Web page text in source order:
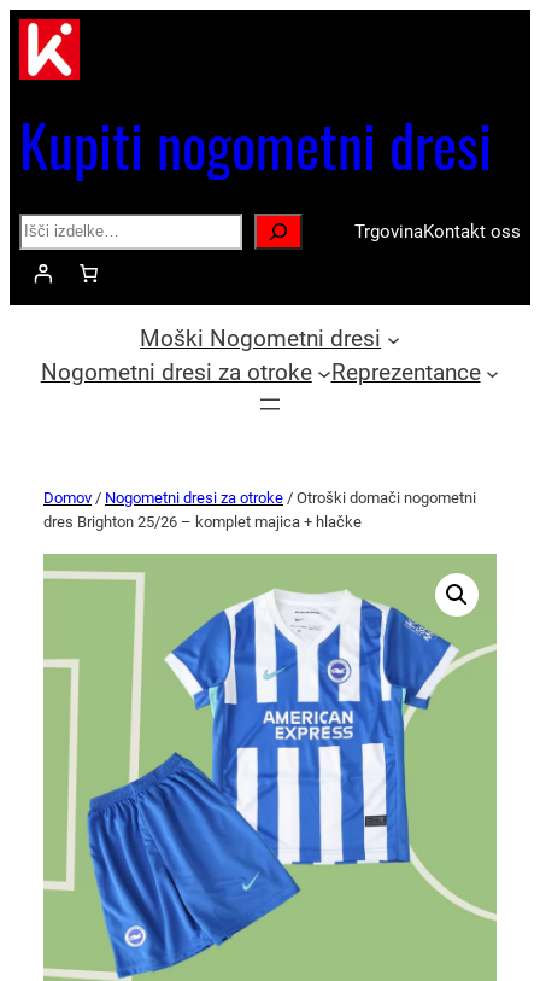
Kupiti nogometni dresi
Search TrgovinaKontakt oss
Moški Nogometni dresi
Nogometni dresi za otroke
Reprezentance
Domov / Nogometni dresi za otroke / Otroški domači nogometni
dres Brighton 25/26 – komplet majica + hlačke